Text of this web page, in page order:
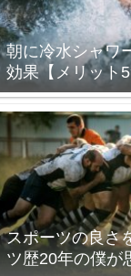
朝に冷水シャワ
効果【メリット
スポーツの良さ
ツ歴20年の僕が